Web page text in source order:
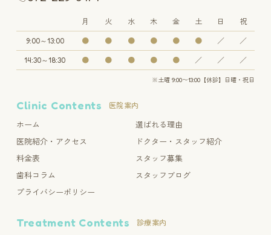
月 火 水 木 金 土 日 祝
9:00～13:00 ● ● ● ● ● ● ／ ／
14:30～18:30 ● ● ● ● ● ／ ／ ／
※土曜 9:00〜13:00【休診】日曜・祝日
Clinic Contents 医院案内
ホーム
選ばれる理由
医院紹介・アクセス
ドクター・スタッフ紹介
料金表
スタッフ募集
歯科コラム
スタッフブログ
プライバシーポリシー
Treatment Contents 診療案内